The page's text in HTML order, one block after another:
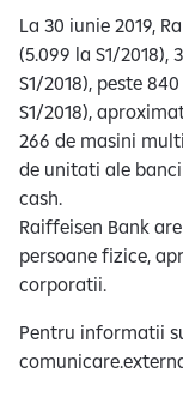
La 30 iunie 2019,
(5.099 la S1/
S1/2018), peste
S1/2018),
266 de masini
de unitati ale
cash.
Raiffeisen Bank
persoane fizice,
corporatii.
Pentru informatii